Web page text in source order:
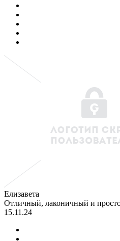
Елизавета
Отличный, лаконичный и
15.11.24